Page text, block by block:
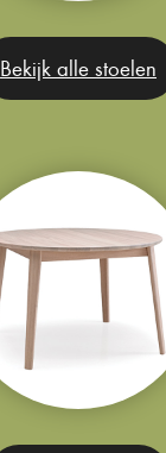
Bekijk alle stoelen